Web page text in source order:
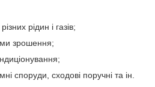
рідин і газів;
зрошення;
споруди, сходові поручні та ін.